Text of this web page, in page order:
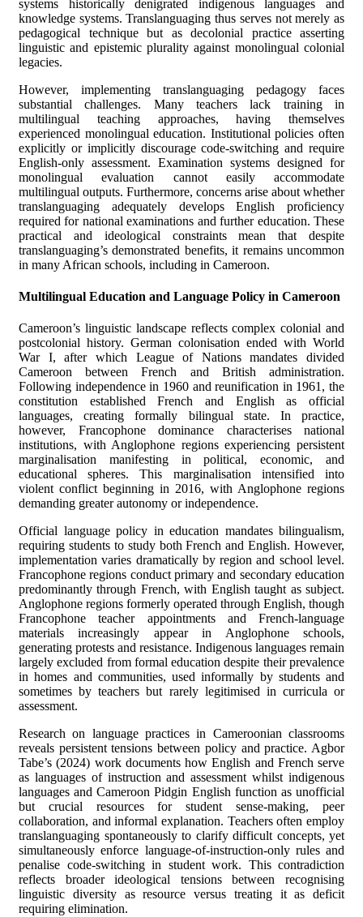
systems historically denigrated indigenous languages and
knowledge systems. Translanguaging thus serves not merely as
pedagogical technique but as decolonial practice asserting
linguistic and epistemic plurality against monolingual colonial
legacies.
However, implementing translanguaging pedagogy faces
substantial challenges. Many teachers lack training in
multilingual teaching approaches, having themselves
experienced monolingual education. Institutional policies often
explicitly or implicitly discourage code-switching and require
English-only assessment. Examination systems designed for
monolingual evaluation cannot easily accommodate
multilingual outputs. Furthermore, concerns arise about whether
translanguaging adequately develops English proficiency
required for national examinations and further education. These
practical and ideological constraints mean that despite
translanguaging’s demonstrated benefits, it remains uncommon
in many African schools, including in Cameroon.
Multilingual Education and Language Policy in Cameroon
Cameroon’s linguistic landscape reflects complex colonial and
postcolonial history. German colonisation ended with World
War I, after which League of Nations mandates divided
Cameroon between French and British administration.
Following independence in 1960 and reunification in 1961, the
constitution established French and English as official
languages, creating formally bilingual state. In practice,
however, Francophone dominance characterises national
institutions, with Anglophone regions experiencing persistent
marginalisation manifesting in political, economic, and
educational spheres. This marginalisation intensified into
violent conflict beginning in 2016, with Anglophone regions
demanding greater autonomy or independence.
Official language policy in education mandates bilingualism,
requiring students to study both French and English. However,
implementation varies dramatically by region and school level.
Francophone regions conduct primary and secondary education
predominantly through French, with English taught as subject.
Anglophone regions formerly operated through English, though
Francophone teacher appointments and French-language
materials increasingly appear in Anglophone schools,
generating protests and resistance. Indigenous languages remain
largely excluded from formal education despite their prevalence
in homes and communities, used informally by students and
sometimes by teachers but rarely legitimised in curricula or
assessment.
Research on language practices in Cameroonian classrooms
reveals persistent tensions between policy and practice. Agbor
Tabe’s (2024) work documents how English and French serve
as languages of instruction and assessment whilst indigenous
languages and Cameroon Pidgin English function as unofficial
but crucial resources for student sense-making, peer
collaboration, and informal explanation. Teachers often employ
translanguaging spontaneously to clarify difficult concepts, yet
simultaneously enforce language-of-instruction-only rules and
penalise code-switching in student work. This contradiction
reflects broader ideological tensions between recognising
linguistic diversity as resource versus treating it as deficit
requiring elimination.